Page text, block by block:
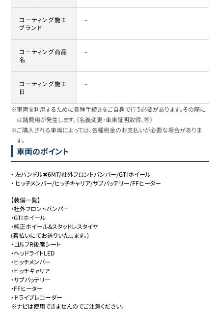
コーティング施工
ブランド
-
コーティング商品
名
-
コーティング施工
日
-
※車両を利用するために各種手続きをご自身で行う必要があります。その際に
は諸費用が発生します。（名義変更・車庫証明取得、等）
※ご購入される車両によっては、各種税金のお支払いが必要な場合がありま
す。
車両のポイント
・左ハンドル✖︎6MT/社外フロントバンパー/GTIホイール
・ ヒッチメンバー/ヒッチキャリア/サブバッテリー/FFヒーター
【装備一覧】
・社外フロントバンパー
・GTIホイール
・純正ホイール&スタッドレスタイヤ
(着払いにてお送りいたします。)
・ゴルフR後席シート
・ヘッドライトLED
・ヒッチメンバー
・ヒッチキャリア
・サブバッテリー
・FFヒーター
・ドライブレコーダー
※ナビは使用できませんのでご注意ください。